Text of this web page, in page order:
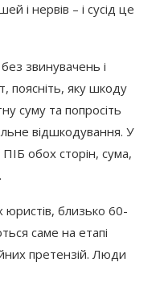
і нервів – і сусід це
звинувачень і
поясніть, яку шкоду
суму та попросіть
відшкодування. У
обох сторін, сума,
юристів, близько 60-
саме на етапі
претензій. Люди